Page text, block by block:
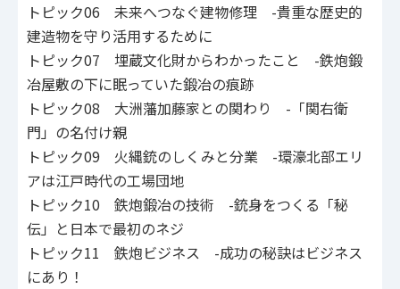
トピック06 未来へつなぐ建物修理 -貴重な歴史的
建造物を守り活用するために
トピック07 埋蔵文化財からわかったこと -鉄炮鍛
冶屋敷の下に眠っていた鍛冶の痕跡
トピック08 大洲藩加藤家との関わり -「関右衛
門」の名付け親
トピック09 火縄銃のしくみと分業 -環濠北部エリ
アは江戸時代の工場団地
トピック10 鉄炮鍛冶の技術 -銃身をつくる「秘
伝」と日本で最初のネジ
トピック11 鉄炮ビジネス -成功の秘訣はビジネス
にあり！